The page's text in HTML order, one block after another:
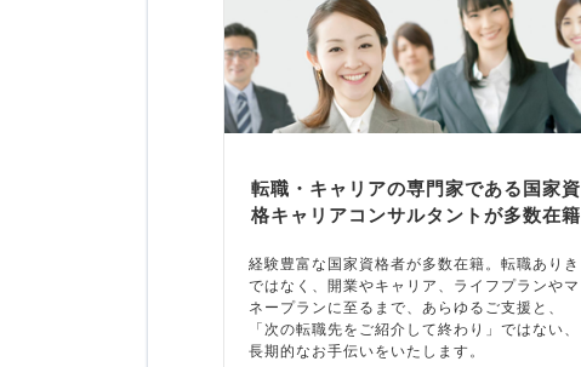
転職・キャリアの専門家である国家資
格キャリアコンサルタントが多数在籍
経験豊富な国家資格者が多数在籍。転職ありき
ではなく、開業やキャリア、ライフプランやマ
ネープランに至るまで、あらゆるご支援と、
「次の転職先をご紹介して終わり」ではない、
長期的なお手伝いをいたします。